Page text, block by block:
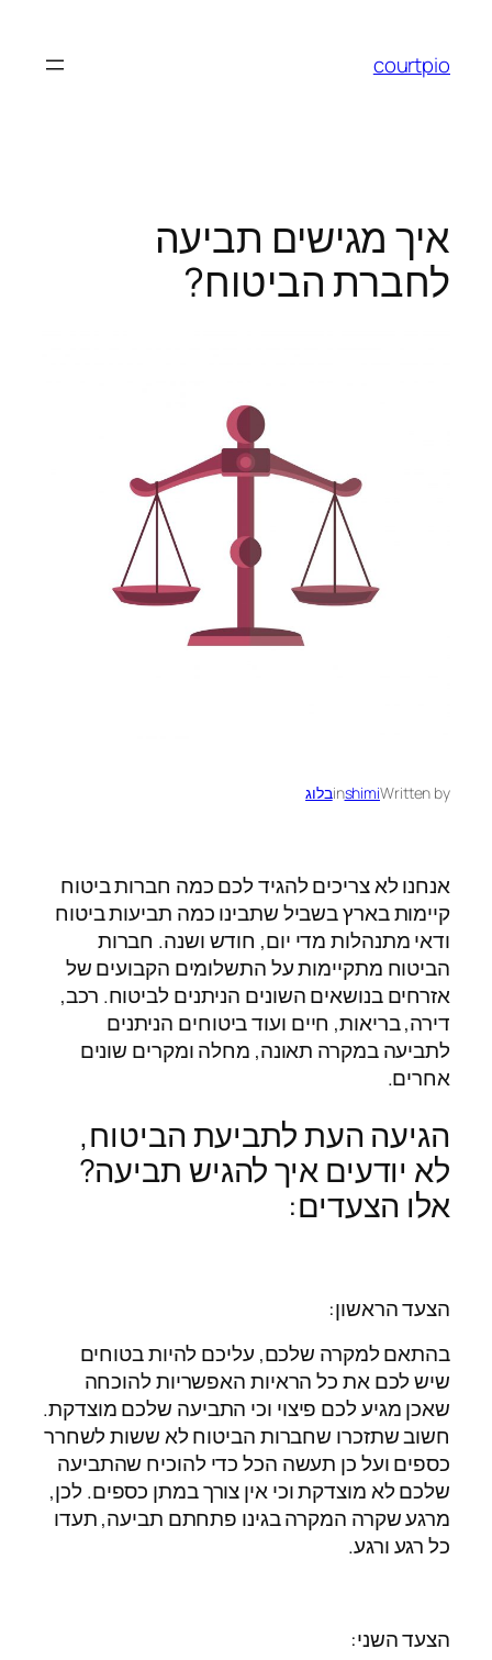
courtpio
איך מגישים תביעה
לחברת הביטוח?
Written by
shimi
inבלוג
אנחנו לא צריכים להגיד לכם כמה חברות ביטוח
קיימות בארץ בשביל שתבינו כמה תביעות ביטוח
ודאי מתנהלות מדי יום, חודש ושנה. חברות
הביטוח מתקיימות על התשלומים הקבועים של
אזרחים בנושאים השונים הניתנים לביטוח. רכב,
דירה, בריאות, חיים ועוד ביטוחים הניתנים
לתביעה במקרה תאונה, מחלה ומקרים שונים
אחרים.
הגיעה העת לתביעת הביטוח,
לא יודעים איך להגיש תביעה?
אלו הצעדים:
הצעד הראשון:
בהתאם למקרה שלכם, עליכם להיות בטוחים
שיש לכם את כל הראיות האפשריות להוכחה
שאכן מגיע לכם פיצוי וכי התביעה שלכם מוצדקת.
חשוב שתזכרו שחברות הביטוח לא ששות לשחרר
כספים ועל כן תעשה הכל כדי להוכיח שהתביעה
שלכם לא מוצדקת וכי אין צורך במתן כספים. לכן,
מרגע שקרה המקרה בגינו פתחתם תביעה, תעדו
כל רגע ורגע.
הצעד השני: